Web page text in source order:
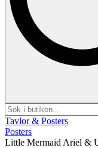
Tavlor & Posters
Posters
Little Mermaid Ariel &